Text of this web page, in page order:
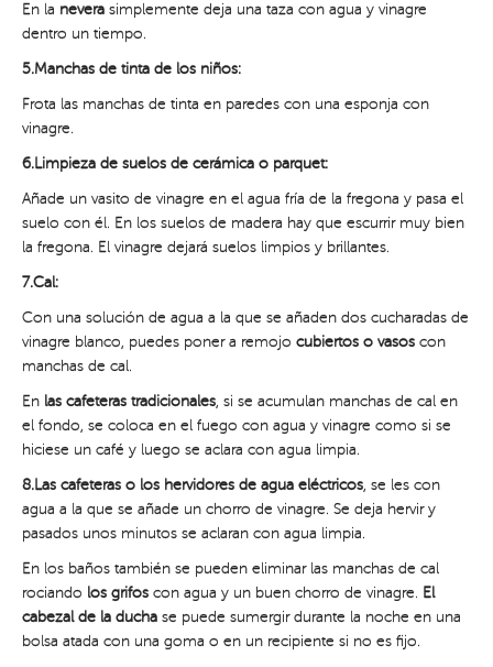
En la nevera simplemente deja una taza con agua y vinagre
dentro un tiempo.
5.Manchas de tinta de los niños:
Frota las manchas de tinta en paredes con una esponja con
vinagre.
6.Limpieza de suelos de cerámica o parquet:
Añade un vasito de vinagre en el agua fría de la fregona y pasa el
suelo con él. En los suelos de madera hay que escurrir muy bien
la fregona. El vinagre dejará suelos limpios y brillantes.
7.Cal:
Con una solución de agua a la que se añaden dos cucharadas de
vinagre blanco, puedes poner a remojo cubiertos o vasos con
manchas de cal.
En las cafeteras tradicionales, si se acumulan manchas de cal en
el fondo, se coloca en el fuego con agua y vinagre como si se
hiciese un café y luego se aclara con agua limpia.
8.Las cafeteras o los hervidores de agua eléctricos, se les con
agua a la que se añade un chorro de vinagre. Se deja hervir y
pasados unos minutos se aclaran con agua limpia.
En los baños también se pueden eliminar las manchas de cal
rociando los grifos con agua y un buen chorro de vinagre. El
cabezal de la ducha se puede sumergir durante la noche en una
bolsa atada con una goma o en un recipiente si no es fijo.